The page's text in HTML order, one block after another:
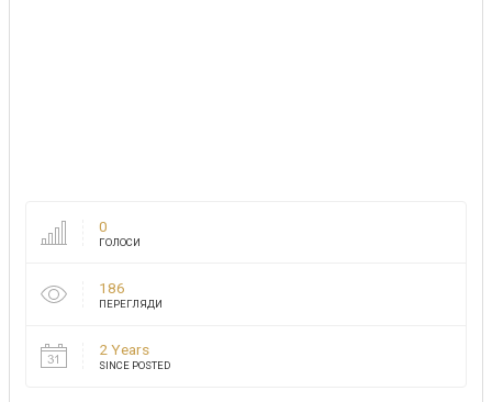
0
ГОЛОСИ
186
ПЕРЕГЛЯДИ
2 Years
SINCE POSTED